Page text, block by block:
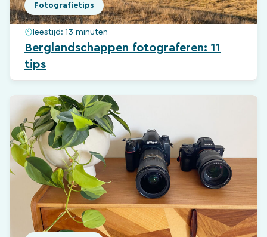
Fotografietips
leestijd: 13 minuten
Berglandschappen fotograferen: 11
tips